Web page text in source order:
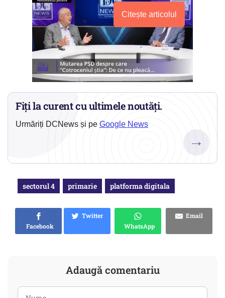
Citește articolul
Fiți la curent cu ultimele noutăți.
Urmăriți DCNews și pe Google News
→
sectorul 4 primarie platforma digitala
Facebook
Twitter
WhatsApp
Email
Adaugă comentariu